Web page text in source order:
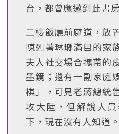
台，都曾應邀到此書
二樓飯廳前廊道，放
陳列著琳瑯滿目的家
夫人社交場合攜帶的
墨鏡；還有一副家庭
棋」，可見老蔣總統
攻大陸，但解說人
下，現在沒有人知道。